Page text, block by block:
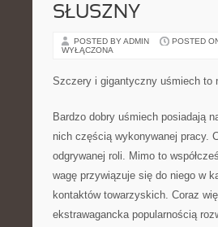
SŁUSZNY
POSTED BY ADMIN POSTED
WYŁĄCZONA
Szczery i gigantyczny uśmiech to
Bardzo dobry uśmiech posiadają
nich częścią wykonywanej pracy.
odgrywanej roli. Mimo to
wagę przywiązuje się do niego w
kontaktów towarzyskich. Coraz
ekstrawagancka popularnością